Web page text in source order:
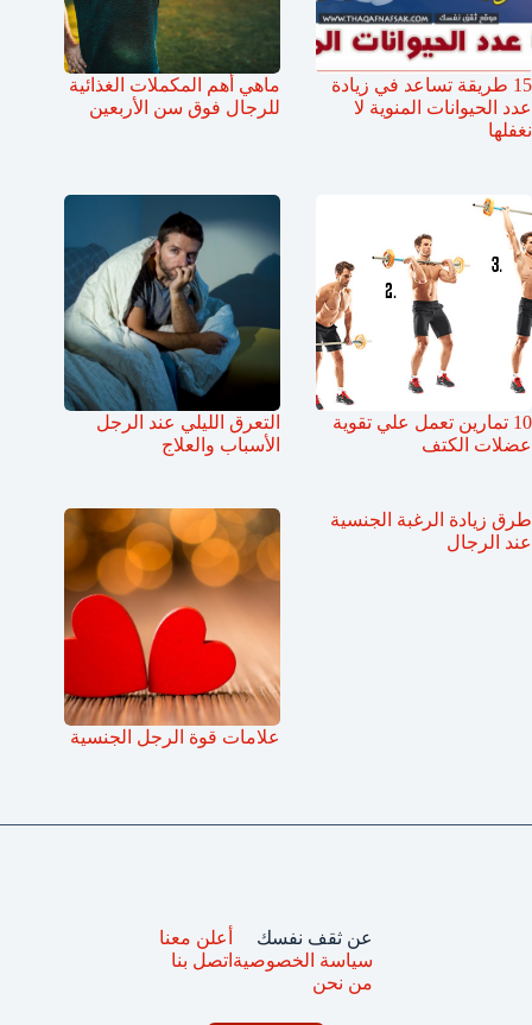
15 طريقة تساعد في زيادة
عدد الحيوانات المنوية لا
نغفلها
ماهي أهم المكملات الغذائية
للرجال فوق سن الأربعين
10 تمارين تعمل علي تقوية
عضلات الكتف
التعرق الليلي عند الرجل
الأسباب والعلاج
طرق زيادة الرغبة الجنسية
عند الرجال
علامات قوة الرجل الجنسية
عن ثقف نفسك
سياسة الخصوصية
من نحن
أعلن معنا
اتصل بنا